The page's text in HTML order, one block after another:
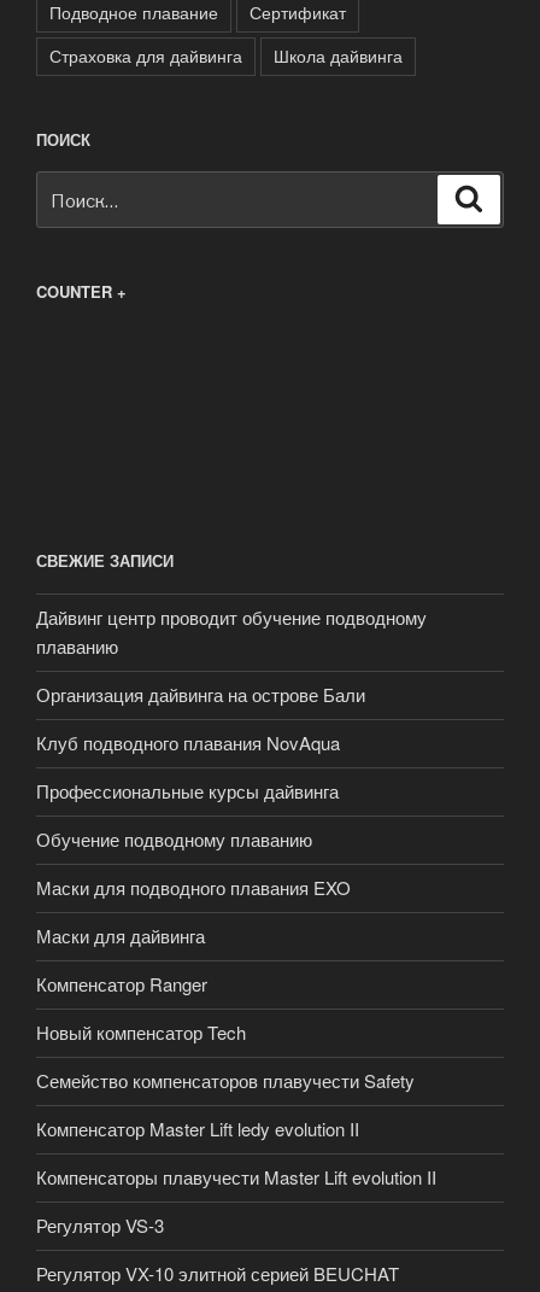
Подводное плавание
Сертификат
Страховка для дайвинга
Школа дайвинга
ПОИСК
COUNTER +
СВЕЖИЕ ЗАПИСИ
Дайвинг центр проводит обучение подводному
плаванию
Организация дайвинга на острове Бали
Клуб подводного плавания NovAqua
Профессиональные курсы дайвинга
Обучение подводному плаванию
Маски для подводного плавания EXO
Маски для дайвинга
Компенсатор Ranger
Новый компенсатор Tech
Семейство компенсаторов плавучести Safety
Компенсатор Master Lift ledy evolution II
Компенсаторы плавучести Master Lift evolution II
Регулятор VS-3
Регулятор VX-10 элитной серией BEUCHAT